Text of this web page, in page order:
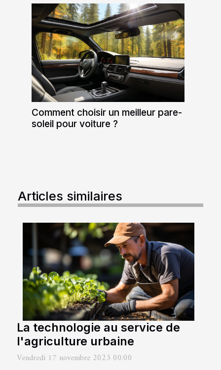
Comment choisir un meilleur pare-
soleil pour voiture ?
Articles similaires
La technologie au service de
l'agriculture urbaine
Vendredi 17 novembre 2023 00:00